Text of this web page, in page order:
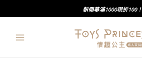
至
新開幕滿1000現折100！